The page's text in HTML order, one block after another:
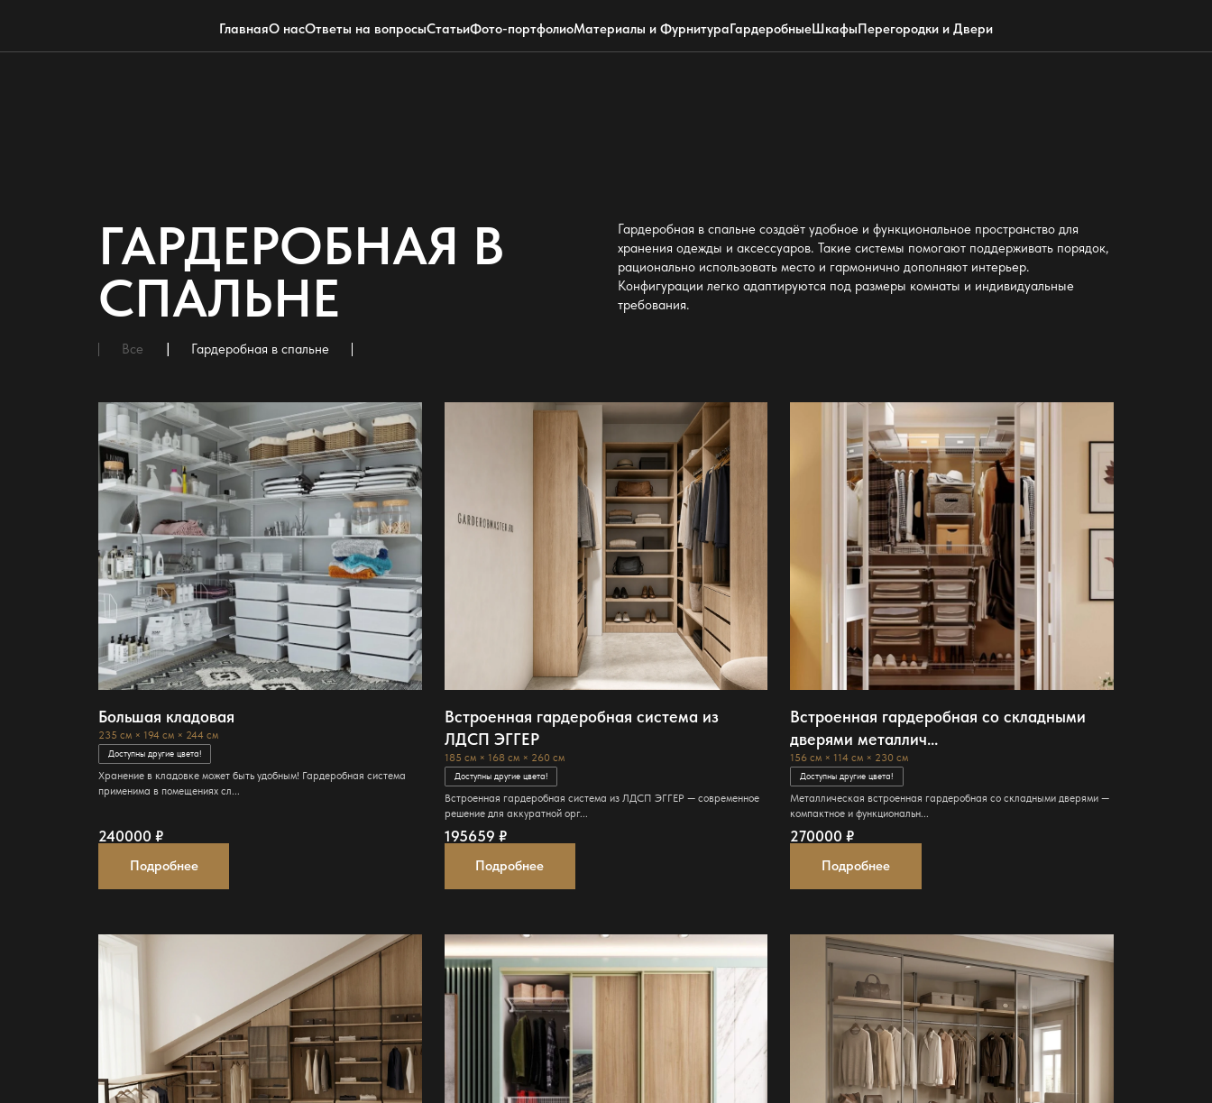
ГлавнаяО насОтветы на вопросыСтатьиФото-портфолиоМатериалы и ФурнитураГардеробныеШкафыПерегородки и Двери
Telegram WhatsApp Max Почта
ГАРДЕРОБНАЯ В
СПАЛЬНЕ
Гардеробная в спальне создаёт удобное и функциональное пространство для
хранения одежды и аксессуаров. Такие системы помогают поддерживать порядок,
рационально использовать место и гармонично дополняют интерьер.
Конфигурации легко адаптируются под размеры комнаты и индивидуальные
требования.
Все Гардеробная в спальне
Большая кладовая
235 см × 194 см × 244 см
Доступны другие цвета!
Хранение в кладовке может быть удобным! Гардеробная система
применима в помещениях сл...
240000₽
Подробнее
Встроенная гардеробная система из
ЛДСП ЭГГЕР
185 см × 168 см × 260 см
Доступны другие цвета!
Встроенная гардеробная система из ЛДСП ЭГГЕР — современное
решение для аккуратной орг...
195659 ₽
Подробнее
Встроенная гардеробная со складными
дверями металлич...
156 см × 114 см × 230 см
Доступны другие цвета!
Металлическая встроенная гардеробная со складными дверями —
компактное и функциональн...
270000₽
Подробнее